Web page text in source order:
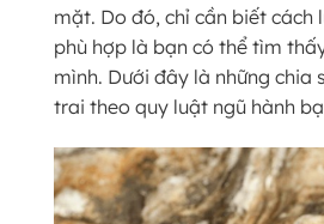
mặt. Do đó, chỉ cần biết cách
phù hợp là bạn có thể tìm
mình. Dưới đây là những chia
trai theo quy luật ngũ hành